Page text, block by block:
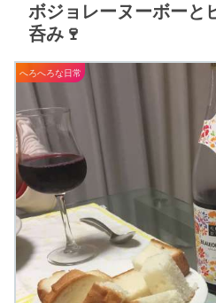
ボジョレーヌーボーと
呑み🍷
へろへろな日常